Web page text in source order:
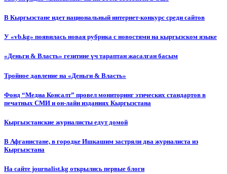
В Кыргызстане идет национальный интернет-конкурс среди сайтов
У «vb.kg» появилась новая рубрика с новостями на кыргызском языке
«Деньги & Власть» гезитине үч тараптан жасалган басым
Тройное давление на «Деньги & Власть»
Фонд “Медиа Консалт” провел мониторинг этических стандартов в
печатных СМИ и он-лайн изданиях Кыргызстана
Кыргызстанские журналисты едут домой
В Афганистане, в городке Ишкашим застряли два журналиста из
Кыргызстана
На сайте journalist.kg открылись первые блоги